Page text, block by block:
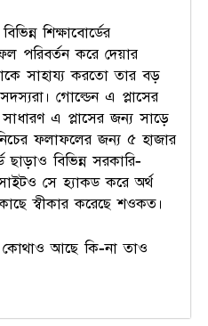
শিক্ষাবোর্ডের
পরিবর্তন করে দেয়ার
সাহায্য করতো তার বড়
গোল্ডেন এ প্লাসের
এ প্লাসের জন্য সাড়ে
ফলাফলের জন্য ৫ হাজার
ছাড়াও বিভিন্ন সরকারি-
সে হ্যাকড করে অর্থ
স্বীকার করেছে শওকত।
আছে কি-না তাও